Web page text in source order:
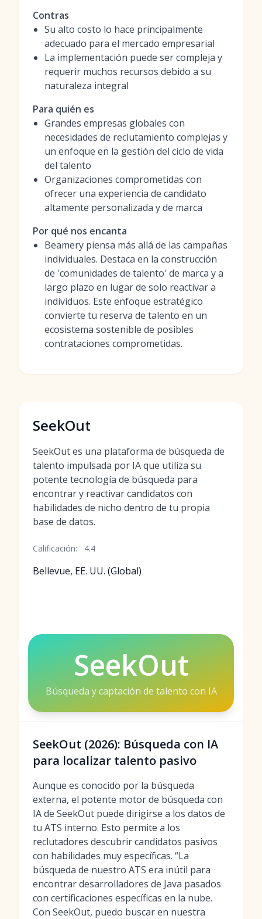
Contras
Su alto costo lo hace principalmente
adecuado para el mercado empresarial
La implementación puede ser compleja y
requerir muchos recursos debido a su
naturaleza integral
Para quién es
Grandes empresas globales con
necesidades de reclutamiento complejas y
un enfoque en la gestión del ciclo de vida
del talento
Organizaciones comprometidas con
ofrecer una experiencia de candidato
altamente personalizada y de marca
Por qué nos encanta
Beamery piensa más allá de las campañas
individuales. Destaca en la construcción
de 'comunidades de talento' de marca y a
largo plazo en lugar de solo reactivar a
individuos. Este enfoque estratégico
convierte tu reserva de talento en un
ecosistema sostenible de posibles
contrataciones comprometidas.
SeekOut
SeekOut es una plataforma de búsqueda de
talento impulsada por IA que utiliza su
potente tecnología de búsqueda para
encontrar y reactivar candidatos con
habilidades de nicho dentro de tu propia
base de datos.
Calificación: 4.4
Bellevue, EE. UU. (Global)
SeekOut
Búsqueda y captación de talento con IA
SeekOut (2026): Búsqueda con IA
para localizar talento pasivo
Aunque es conocido por la búsqueda
externa, el potente motor de búsqueda con
IA de SeekOut puede dirigirse a los datos de
tu ATS interno. Esto permite a los
reclutadores descubrir candidatos pasivos
con habilidades muy específicas. “La
búsqueda de nuestro ATS era inútil para
encontrar desarrolladores de Java pasados
con certificaciones específicas en la nube.
Con SeekOut, puedo buscar en nuestra